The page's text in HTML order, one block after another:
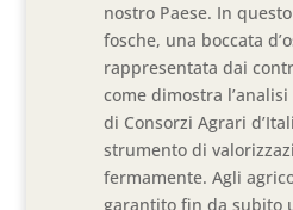
nostro Paese. In
fosche, una boccata
rappresentata dai
come dimostra
di Consorzi Agrari
strumento di
fermamente. Agli
garantito fin da subito